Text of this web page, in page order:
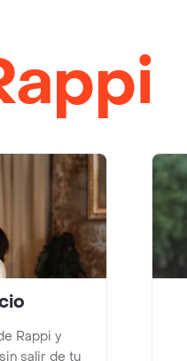
Rappi y
salir de tu